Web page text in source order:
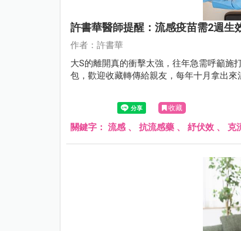
許書華醫師提醒：流感疫苗需2週生
作者：許書華
大S的離開真的衝擊太強，往年急需呼籲施
包，歡迎收藏轉傳給親友，每年十月拿出來
收藏
關鍵字： 流感 、 抗流感藥 、 紓伏效 、 克